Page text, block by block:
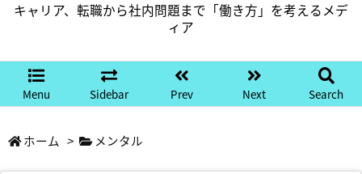
キャリア、転職から社内問題まで「働き方」を考えるメデ
ィア
Menu Sidebar Prev Next Search
ホーム > メンタル